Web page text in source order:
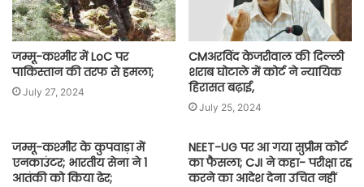
जम्मू-कश्मीर में LoC पर
पाकिस्तान की तरफ से हमला;
July 27, 2024
CMअरविंद केजरीवाल की दिल्ली
शराब घोटाले में कोर्ट ने न्यायिक
हिरासत बढ़ाई,
July 25, 2024
जम्मू-कश्मीर के कुपवाड़ा में
एनकाउंटर; भारतीय सेना ने 1
आतंकी को किया ढेर;
NEET-UG पर आ गया सुप्रीम कोर्ट
का फैसला; CJI ने कहा- परीक्षा रद्द
करने का आदेश देना उचित नहीं